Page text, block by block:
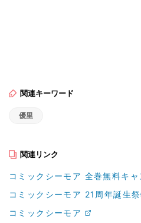
関連キーワード
優里
関連リンク
コミックシーモア 全巻無料キャ
コミックシーモア 21周年誕生
コミックシーモア